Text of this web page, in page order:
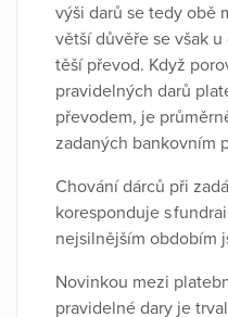
výši darů se tedy obě
větší důvěře se však
těší převod. Když
pravidelných darů
převodem, je
zadaných bankovním
Chování dárců při
koresponduje s
nejsilnějším obdobím
Novinkou mezi
pravidelné dary je